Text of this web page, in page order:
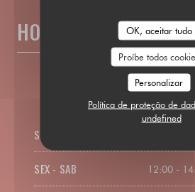
OK, aceitar tudo
Proíbe todos
Personalizar
Política de proteção de
undefined
HORÁRIO DE
SEG
SEX - SAB 12:00 -